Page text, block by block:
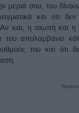
μεριά σου, του
και ότι
και, η σιωπή και
του απολαμβάνει
του και ότι